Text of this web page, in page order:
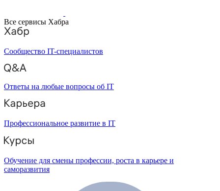
Все сервисы Хабра
Сообщество IT-специалистов
Ответы на любые вопросы об IT
Профессиональное развитие в IT
Обучение для смены профессии, роста в карьере и
саморазвития